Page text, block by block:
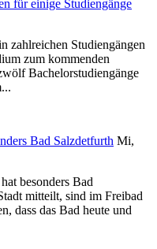
für einige Studiengänge
zahlreichen Studiengängen
zum kommenden
Bachelorstudiengänge
Bad Salzdetfurth Mi,
besonders Bad
mitteilt, sind im Freibad
dass das Bad heute und